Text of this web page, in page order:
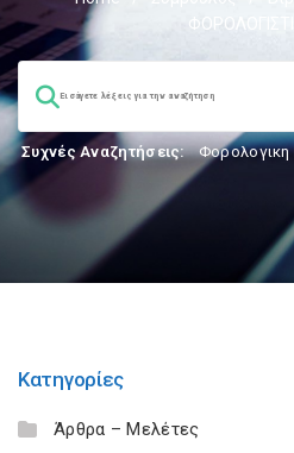
Συχνές Αναζητήσεις:
Κατηγορίες
Άρθρα – Μελέτες